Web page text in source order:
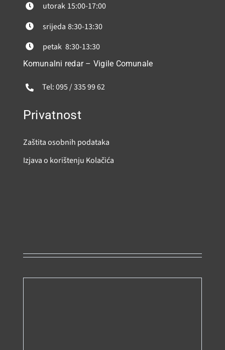
utorak 15:00-17:00
srijeda 8:30-13:30
petak 8:30-13:30
Komunalni redar – Vigile Comunale
Tel: 095 / 335 99 62
Privatnost
Zaštita osobnih podataka
Izjava o korištenju Kolačića